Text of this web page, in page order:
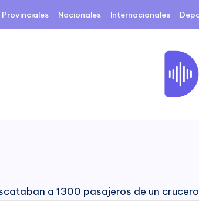
Provinciales Nacionales Internacionales
D
p